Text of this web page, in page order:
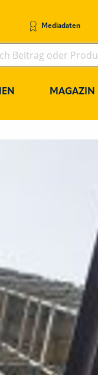
Mediadaten
MAGAZIN